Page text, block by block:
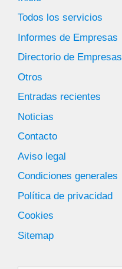
Todos los servicios
Informes de Empresas
Directorio de Empresas
Otros
Entradas recientes
Noticias
Contacto
Aviso legal
Condiciones generales
Política de privacidad
Cookies
Sitemap